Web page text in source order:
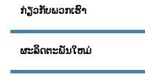
ກ່ຽວ​ກັບ​ພວກ​ເຮົາ
ຜະລິດຕະພັນໃຫມ່